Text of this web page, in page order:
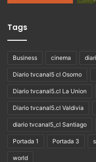
Tags
Business cinema
Diario tvcanal5 cl Osorno
Diario tvcanal5.cl La Union
Diario tvcanal5.cl Valdivia
diario tvcanal5_cl Santiago
Portada 1 Portada 3
world